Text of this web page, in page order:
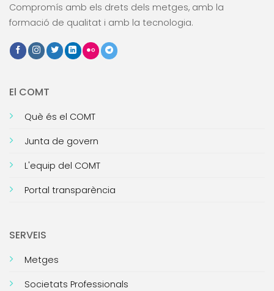
Compromís amb els drets dels metges, amb la
formació de qualitat i amb la tecnologia.
El COMT
Què és el COMT
Junta de govern
L'equip del COMT
Portal transparència
SERVEIS
Metges
Societats Professionals